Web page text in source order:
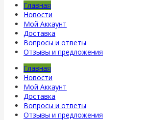
Главная
Новости
Мой Аккаунт
Доставка
Вопросы и ответы
Отзывы и предложения
Главная
Новости
Мой Аккаунт
Доставка
Вопросы и ответы
Отзывы и предложения